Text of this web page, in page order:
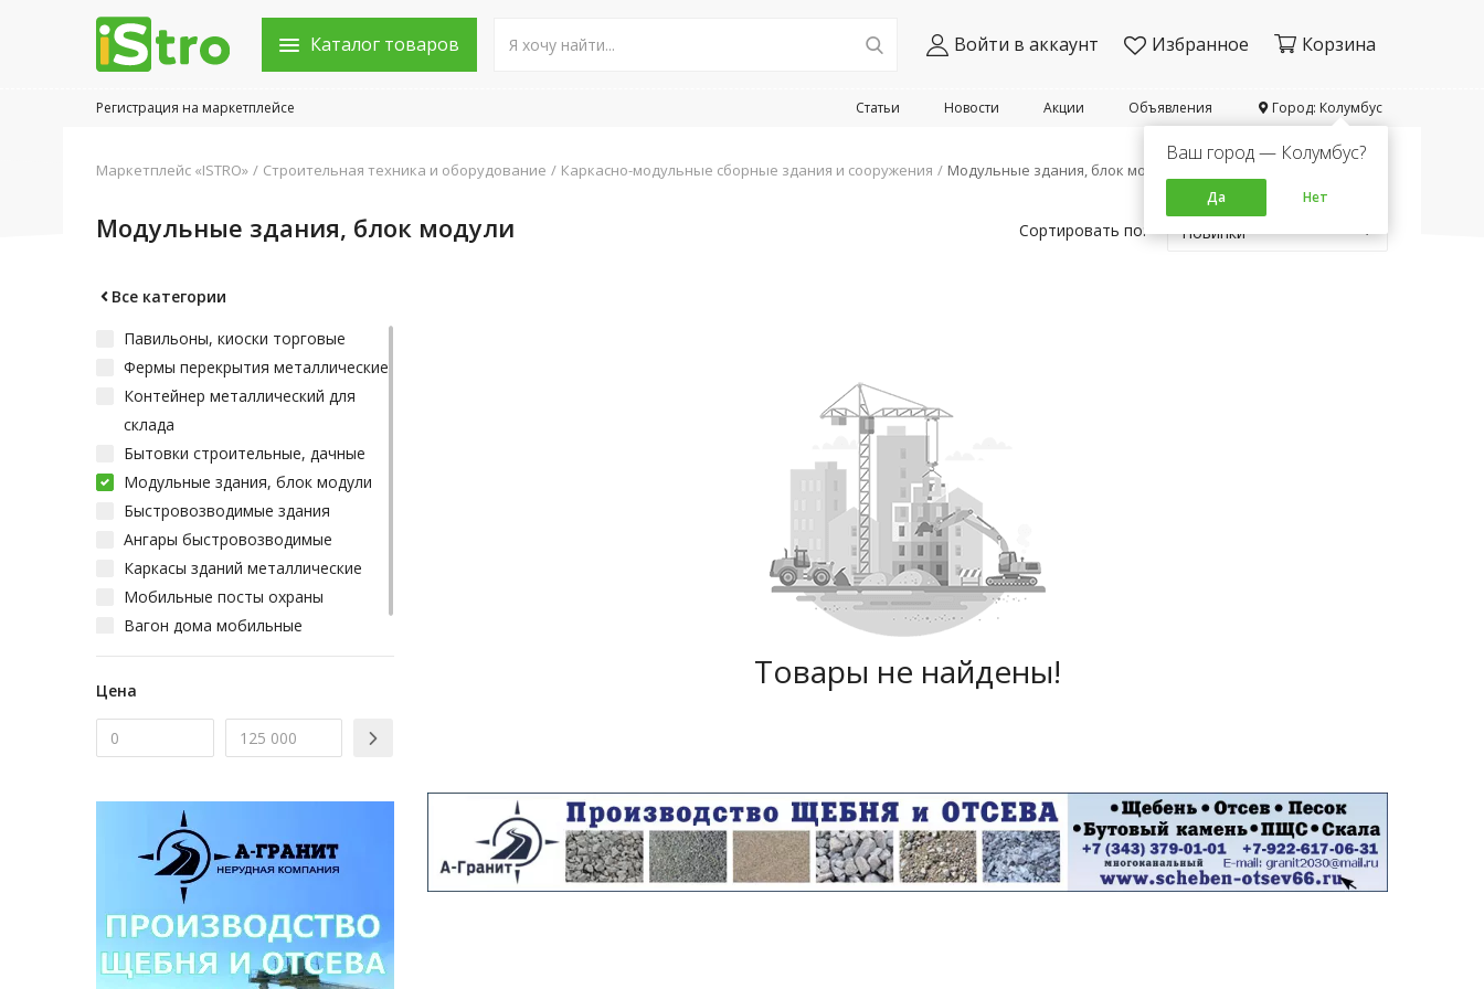
Каталог товаров Войти в аккаунт Избранное Корзина
Город: Колумбус
Ваш город — Колумбус?
Да Нет
Объявления
Акции
Новости
Статьи
Регистрация на маркетплейсе
Объявления
Город: Колумбус
Маркетплейс «ISTRO» Строительная техника и оборудование Каркасно-модульные сборные здания и сооружения Модульные здания, блок модули
Модульные здания, блок модули Сортировать по: Новинки
Все категории
Павильоны, киоски торговые
Фермы перекрытия металлические
Контейнер металлический для
склада
Бытовки строительные, дачные
Модульные здания, блок модули
Быстровозводимые здания
Ангары быстровозводимые
Каркасы зданий металлические
Мобильные посты охраны
Вагон дома мобильные
Цена Товары не найдены!